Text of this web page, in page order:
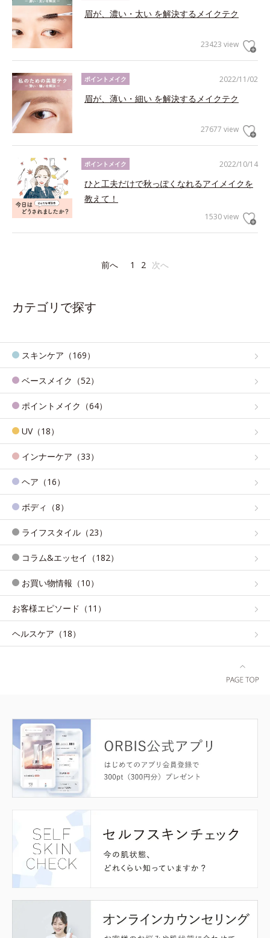
眉が、濃い・太い を解決するメイクテク
23423 view
2022/11/02
ポイントメイク
眉が、薄い・細い を解決するメイクテク
27677 view
2022/10/14
ポイントメイク
ひと工夫だけで秋っぽくなれるアイメイクを
教えて！
1530 view
前へ 1 2 次へ
カテゴリで探す
スキンケア（169）
ベースメイク（52）
ポイントメイク（64）
UV（18）
インナーケア（33）
ヘア（16）
ボディ（8）
ライフスタイル（23）
コラム&エッセイ（182）
お買い物情報（10）
お客様エピソード（11）
ヘルスケア（18）